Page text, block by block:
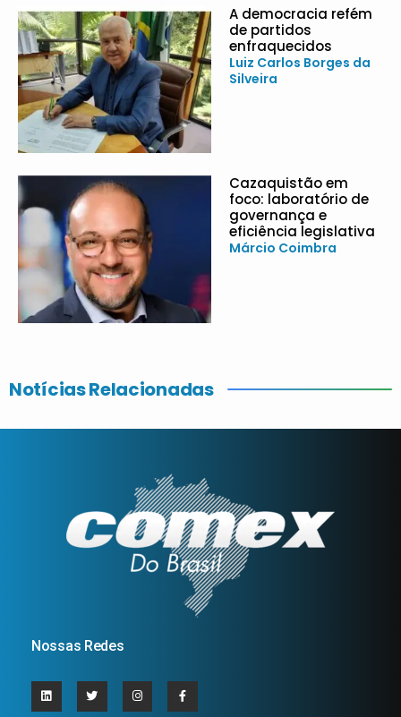
A democracia refém
de partidos
enfraquecidos
Luiz Carlos Borges da
Silveira
Cazaquistão em
foco: laboratório de
governança e
eficiência legislativa
Márcio Coimbra
Notícias Relacionadas
Nossas Redes